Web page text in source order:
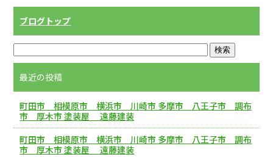
o
k
ブログトップ
最近の投稿
町田市 相模原市 横浜市 川崎市 多摩市 八王子市 調布
市 厚木市 塗装屋 遠藤建装
町田市 相模原市 横浜市 川崎市 多摩市 八王子市 調布
市 厚木市 塗装屋 遠藤建装